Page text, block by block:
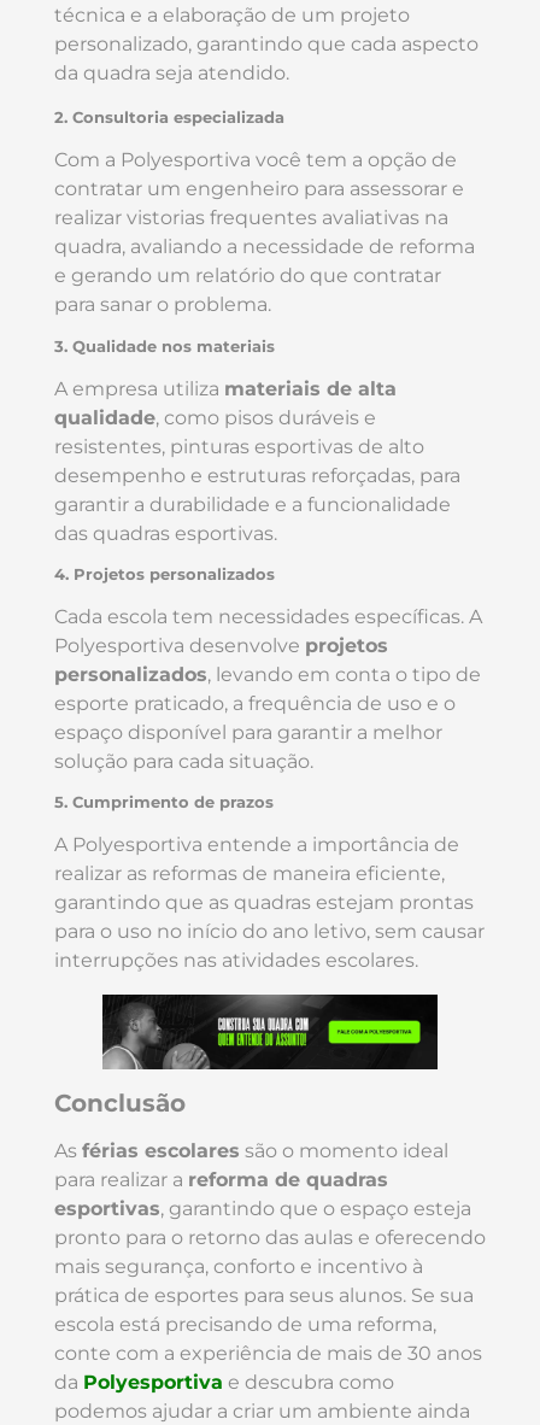
técnica e a elaboração de um projeto
personalizado, garantindo que cada aspecto
da quadra seja atendido.
2. Consultoria especializada
Com a Polyesportiva você tem a opção de
contratar um engenheiro para assessorar e
realizar vistorias frequentes avaliativas na
quadra, avaliando a necessidade de reforma
e gerando um relatório do que contratar
para sanar o problema.
3. Qualidade nos materiais
A empresa utiliza materiais de alta
qualidade, como pisos duráveis e
resistentes, pinturas esportivas de alto
desempenho e estruturas reforçadas, para
garantir a durabilidade e a funcionalidade
das quadras esportivas.
4. Projetos personalizados
Cada escola tem necessidades específicas. A
Polyesportiva desenvolve projetos
personalizados, levando em conta o tipo de
esporte praticado, a frequência de uso e o
espaço disponível para garantir a melhor
solução para cada situação.
5. Cumprimento de prazos
A Polyesportiva entende a importância de
realizar as reformas de maneira eficiente,
garantindo que as quadras estejam prontas
para o uso no início do ano letivo, sem causar
interrupções nas atividades escolares.
Conclusão
As férias escolares são o momento ideal
para realizar a reforma de quadras
esportivas, garantindo que o espaço esteja
pronto para o retorno das aulas e oferecendo
mais segurança, conforto e incentivo à
prática de esportes para seus alunos. Se sua
escola está precisando de uma reforma,
conte com a experiência de mais de 30 anos
da Polyesportiva e descubra como
podemos ajudar a criar um ambiente ainda